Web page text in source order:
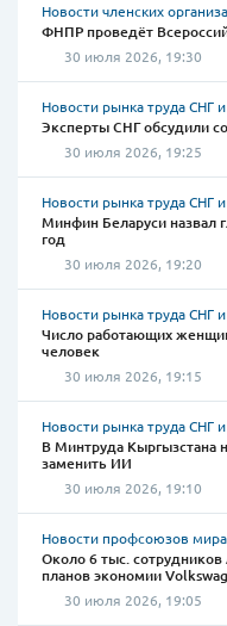
Новости членских
ФНПР проведёт
30 июля 2026, 19:30
Новости рынка труда СНГ
Эксперты СНГ обсудили
30 июля 2026, 19:25
Новости рынка труда СНГ
Минфин Беларуси назвал
год
30 июля 2026, 19:20
Новости рынка труда СНГ
Число работающих
человек
30 июля 2026, 19:15
Новости рынка труда СНГ
В Минтруда Кыргызстана
заменить ИИ
30 июля 2026, 19:10
Новости профсоюзов мира
Около 6 тыс.
планов экономии
30 июля 2026, 19:05